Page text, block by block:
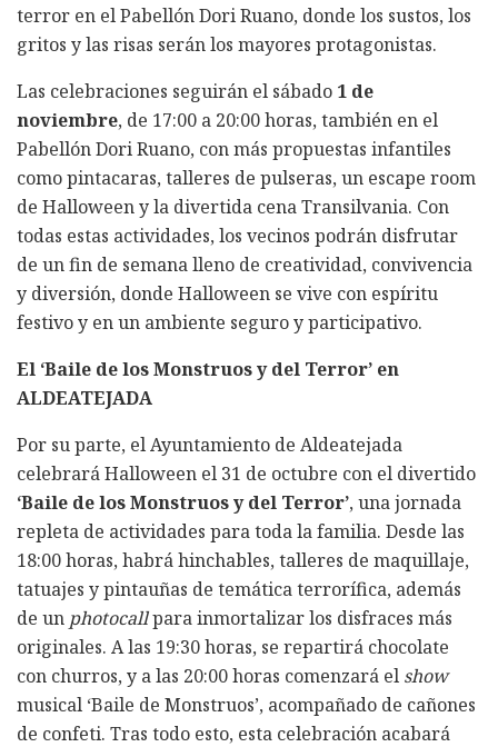
terror en el Pabellón Dori Ruano, donde los sustos, los
gritos y las risas serán los mayores protagonistas.
Las celebraciones seguirán el sábado 1 de
noviembre, de 17:00 a 20:00 horas, también en el
Pabellón Dori Ruano, con más propuestas infantiles
como pintacaras, talleres de pulseras, un escape room
de Halloween y la divertida cena Transilvania. Con
todas estas actividades, los vecinos podrán disfrutar
de un fin de semana lleno de creatividad, convivencia
y diversión, donde Halloween se vive con espíritu
festivo y en un ambiente seguro y participativo.
El ‘Baile de los Monstruos y del Terror’ en
ALDEATEJADA
Por su parte, el Ayuntamiento de Aldeatejada
celebrará Halloween el 31 de octubre con el divertido
‘Baile de los Monstruos y del Terror’, una jornada
repleta de actividades para toda la familia. Desde las
18:00 horas, habrá hinchables, talleres de maquillaje,
tatuajes y pintauñas de temática terrorífica, además
de un photocallpara inmortalizar los disfraces más
originales. A las 19:30 horas, se repartirá chocolate
con churros, y a las 20:00 horas comenzará el show
musical ‘Baile de Monstruos’, acompañado de cañones
de confeti. Tras todo esto, esta celebración acabará